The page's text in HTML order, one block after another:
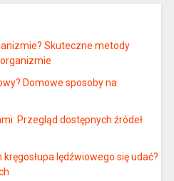
Skuteczne metody
Domowe sposoby na
Przegląd dostępnych źródeł
lędźwiowego się udać?